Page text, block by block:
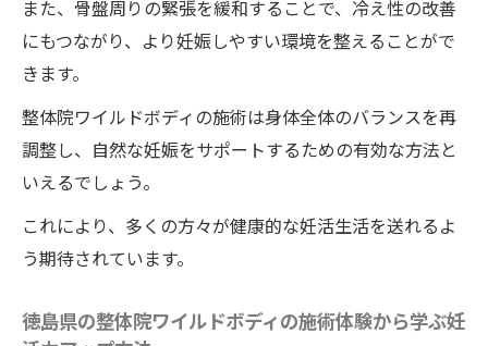
プローチと子宮着床率
整体院ワイルドボディの施術による着床率
整体院ワイルドボディの専門性が妊活に与
える影響
整体ワイルドボディの施術で冷えを撃退し妊娠
準備を整える
整体ワイルドボディ施術で冷えを改善する
妊娠準備を万全にする整体院ワイルドボデ
また、骨盤周りの緊張を緩和することで、冷え性の改善
にもつながり、より妊娠しやすい環境を整えることがで
きます。
整体院ワイルドボディの施術は身体全体のバランスを再
調整し、自然な妊娠をサポートするための有効な方法と
いえるでしょう。
これにより、多くの方々が健康的な妊活生活を送れるよ
う期待されています。
徳島県の整体院ワイルドボディの施術体験から学ぶ妊